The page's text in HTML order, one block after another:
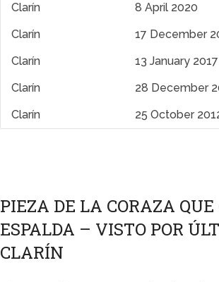
Clarín
8 April 2020
Clarín
17 December
Clarín
13 January 2017
Clarín
28 December
Clarín
25 October
PIEZA DE LA CORAZA
ESPALDA – VISTO POR
CLARÍN